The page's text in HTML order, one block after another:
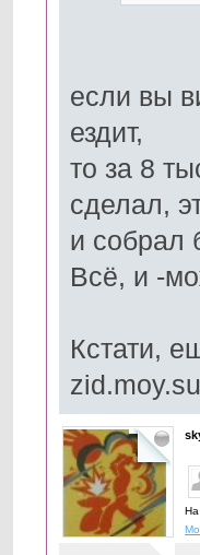
если вы
ездит,
то за 8
сделал,
и собрал
Всё, и -
Кстати,
На